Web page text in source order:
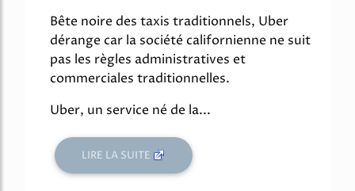
Bête noire des taxis traditionnels, Uber
dérange car la société californienne ne suit
pas les règles administratives et
commerciales traditionnelles.
Uber, un service né de la...
LIRE LA SUITE